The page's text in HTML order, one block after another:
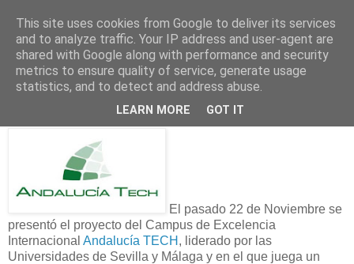
22 diciembre 2010
Andalucía TECH: del 'made in
Andalucia' al 'thought in Andalucia'
El pasado 22 de Noviembre se
presentó el proyecto del Campus de Excelencia
Internacional Andalucía TECH , liderado por las
Universidades de Sevilla y Málaga y en el que juega un
This site uses cookies from Google to deliver its services
and to analyze traffic. Your IP address and user-agent are
shared with Google along with performance and security
metrics to ensure quality of service, generate usage
statistics, and to detect and address abuse.
LEARN MORE GOT IT